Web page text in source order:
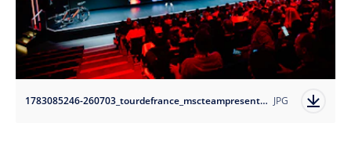
1783085246-260703_tourdefrance_mscteampresentation-tudorprocyclingteam_3?auto=format JPG